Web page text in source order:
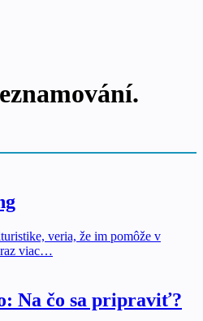
veria, že im pomôže v
viac…
Na čo sa pripraviť?